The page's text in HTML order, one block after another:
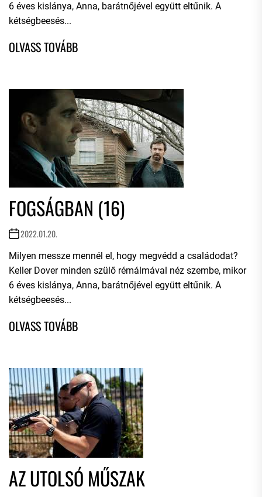
6 éves kislánya, Anna, barátnőjével együtt eltűnik. A
kétségbeesés...
FOGSÁGBAN (16)
2022.01.20.
Milyen messze mennél el, hogy megvédd a családodat?
Keller Dover minden szülő rémálmával néz szembe, mikor
6 éves kislánya, Anna, barátnőjével együtt eltűnik. A
kétségbeesés...
AZ UTOLSÓ MŰSZAK